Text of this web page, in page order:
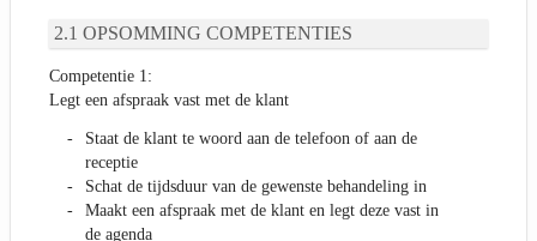
OPSOMMING COMPETENTIES
Competentie 1:
Legt een afspraak vast met de klant
Staat de klant te woord aan de telefoon of aan de
receptie
Schat de tijdsduur van de gewenste behandeling in
Maakt een afspraak met de klant en legt deze vast in
de agenda